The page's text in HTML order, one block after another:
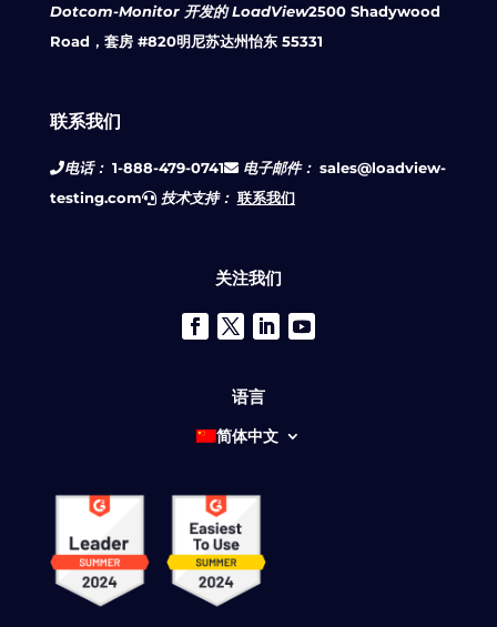
Dotcom-Monitor 开发的 LoadView2500 Shadywood
Road，套房 #820明尼苏达州怡东 55331
联系我们
电话： 1-888-479-0741 电子邮件： sales@loadview-
testing.com
技术支持： 联系我们
关注我们
语言
简体中文